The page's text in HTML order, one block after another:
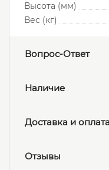
Высота (мм)
Вес (кг)
Вопрос-Ответ
Наличие
Доставка и оплата
Отзывы